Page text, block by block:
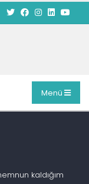
Menü
kaldığım